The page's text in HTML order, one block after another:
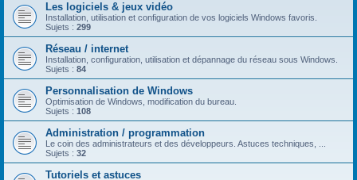
Les logiciels & jeux vidéo
Installation, utilisation et configuration de vos logiciels Windows favoris.
Sujets : 299
Réseau / internet
Installation, configuration, utilisation et dépannage du réseau sous Windows.
Sujets : 84
Personnalisation de Windows
Optimisation de Windows, modification du bureau.
Sujets : 108
Administration / programmation
Le coin des administrateurs et des développeurs. Astuces techniques, ...
Sujets : 32
Tutoriels et astuces